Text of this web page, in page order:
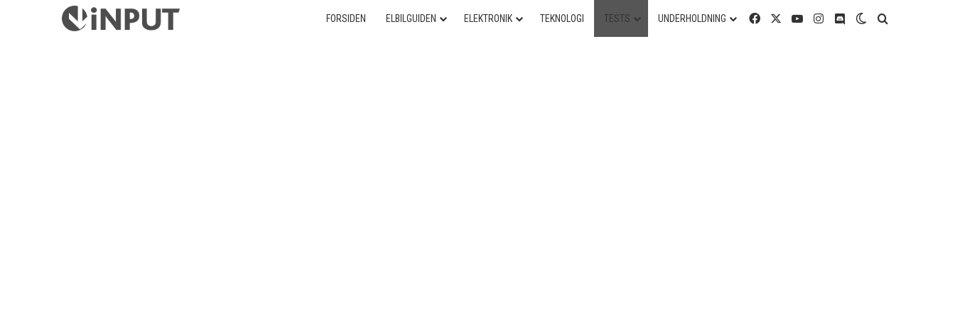
FORSIDEN ELBILGUIDEN ELEKTRONIK TEKNOLOGI TESTS UNDERHOLDNING Facebook YouTubeInstagram
DiscordSwitch skin